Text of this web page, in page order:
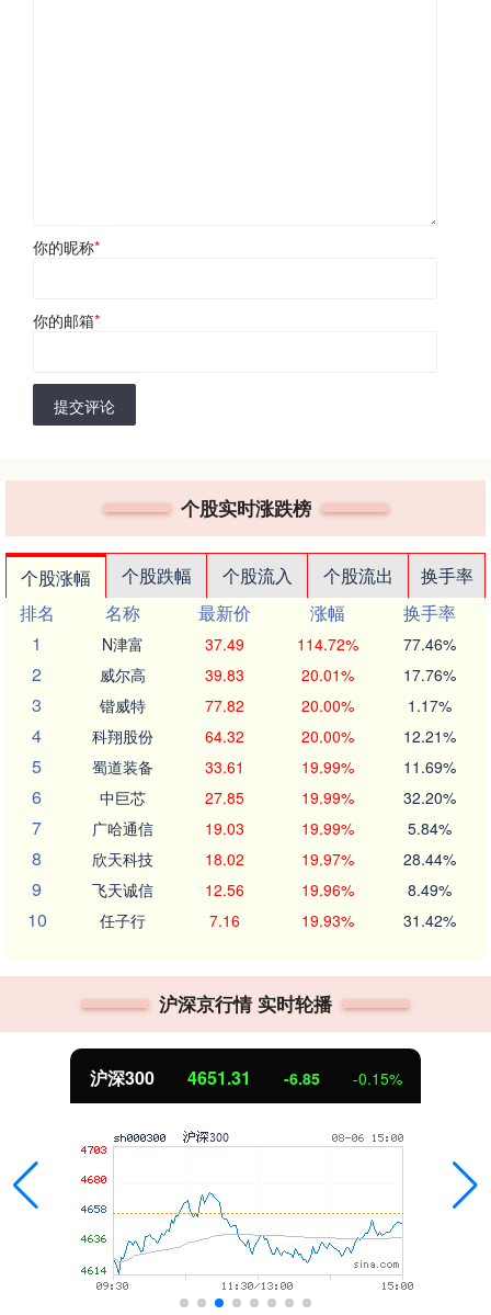
你的昵称*
你的邮箱*
提交评论
个股实时涨跌榜
个股涨幅 个股跌幅 个股流入 个股流出
换手率
排名
名称 最新价 涨幅
换手率
1
N津富 37.49 114.72% 77.46%
2 威尔高 39.83 20.01% 17.76%
3 锴威特 77.82 20.00% 1.17%
4 科翔股份 64.32 20.00% 12.21%
5 蜀道装备 33.61 19.99% 11.69%
6 中巨芯 27.85 19.99% 32.20%
7 广哈通信 19.03 19.99% 5.84%
8 欣天科技 18.02 19.97% 28.44%
9 飞天诚信 12.56 19.96% 8.49%
10 任子行 7.16 19.93% 31.42%
沪深京行情 实时轮播
沪深300 4651.31 -6.85 -0.15%